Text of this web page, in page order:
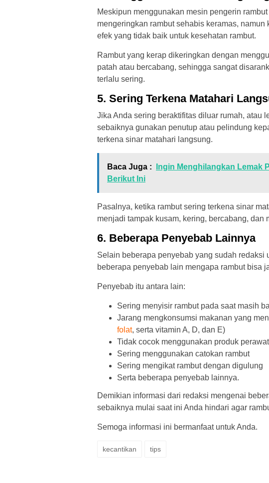
Meskipun menggunakan mesin pengerin rambut
mengeringkan rambut sehabis keramas,
efek yang tidak baik untuk kesehatan rambut.
Rambut yang kerap dikeringkan dengan
patah atau bercabang, sehingga sangat
terlalu sering.
5. Sering Terkena Matahari
Jika Anda sering beraktifitas diluar rumah, atau
sebaiknya gunakan penutup atau pelindung
terkena sinar matahari langsung.
Baca Juga :
Ingin Menghilangkan Lemak
Berikut Ini
Pasalnya, ketika rambut sering terkena sinar
menjadi tampak kusam, kering, bercabang, dan
6. Beberapa Penyebab Lainnya
Selain beberapa penyebab yang sudah redaksi
beberapa penyebab lain mengapa rambut bisa
Penyebab itu antara lain:
Sering menyisir rambut pada saat masih
Jarang mengkonsumsi makanan yang
folat, serta vitamin A, D, dan E)
Tidak cocok menggunakan produk
Sering menggunakan catokan rambut
Sering mengikat rambut dengan digulung
Serta beberapa penyebab lainnya.
Demikian informasi dari redaksi mengenai
sebaiknya mulai saat ini Anda hindari agar
Semoga informasi ini bermanfaat untuk Anda.
kecantikan tips